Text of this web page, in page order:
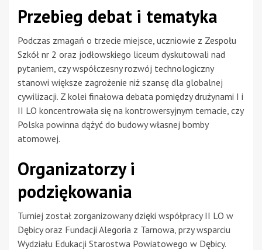
Przebieg debat i tematyka
Podczas zmagań o trzecie miejsce, uczniowie z Zespołu
Szkół nr 2 oraz jodłowskiego liceum dyskutowali nad
pytaniem, czy współczesny rozwój technologiczny
stanowi większe zagrożenie niż szansę dla globalnej
cywilizacji. Z kolei finałowa debata pomiędzy drużynami I i
II LO koncentrowała się na kontrowersyjnym temacie, czy
Polska powinna dążyć do budowy własnej bomby
atomowej.
Organizatorzy i
podziękowania
Turniej został zorganizowany dzięki współpracy II LO w
Dębicy oraz Fundacji Alegoria z Tarnowa, przy wsparciu
Wydziału Edukacji Starostwa Powiatowego w Dębicy.